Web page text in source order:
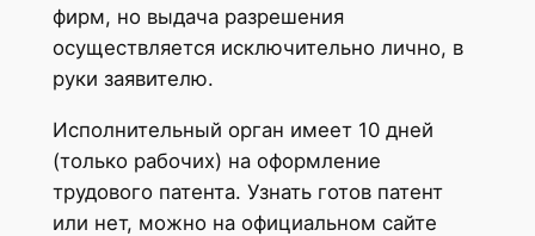
фирм, но выдача разрешения
осуществляется исключительно лично, в
руки заявителю.
Исполнительный орган имеет 10 дней
(только рабочих) на оформление
трудового патента. Узнать готов патент
или нет, можно на официальном сайте